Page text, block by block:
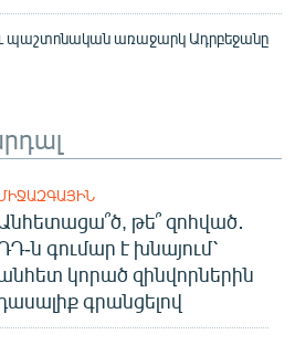
պաշտոնական առաջարկ Ադրբեջանը
թե՞ զոհված․
ն գումար է խնայում՝
կորած զինվորներին
գրանցելով